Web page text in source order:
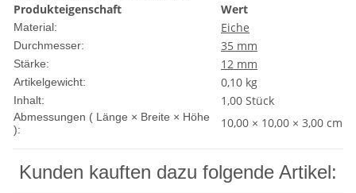
Produkteigenschaft
Wert
Material: Eiche
Durchmesser: 35 mm
Stärke: 12 mm
Artikelgewicht: 0,10 kg
Inhalt: 1,00 Stück
Abmessungen ( Länge × Breite × Höhe
):
10,00 × 10,00 × 3,00 cm
Kunden kauften dazu folgende Artikel: